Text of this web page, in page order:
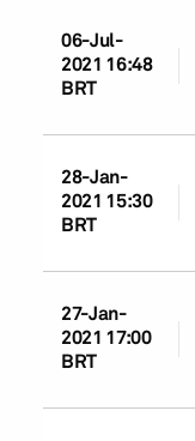
06-Jul-
2021 16:48
BRT
28-Jan-
2021 15:30
BRT
27-Jan-
2021 17:00
BRT